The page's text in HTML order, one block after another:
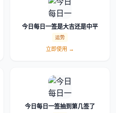
今日每日一签是大吉还是中平
运势
立即使用 →
今日每日一签抽到第几签了